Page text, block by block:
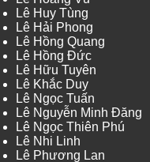
Lê Huy Tùng
Lê Hải Phong
Lê Hồng Quang
Lê Hồng Đức
Lê Hữu Tuyên
Lê Khắc Duy
Lê Ngọc Tuấn
Lê Nguyễn Minh Đăng
Lê Ngọc Thiên Phú
Lê Nhi Linh
Lê Phương Lan